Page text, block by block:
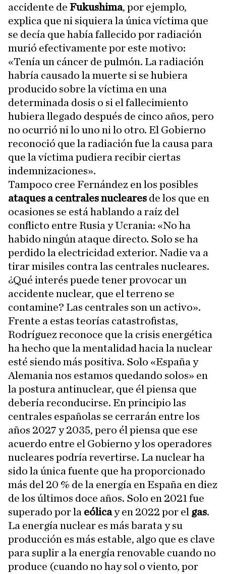
accidente de Fukushima, por ejemplo,
explica que ni siquiera la única víctima que
se decía que había fallecido por radiación
murió efectivamente por este motivo:
«Tenía un cáncer de pulmón. La radiación
habría causado la muerte si se hubiera
producido sobre la víctima en una
determinada dosis o si el fallecimiento
hubiera llegado después de cinco años, pero
no ocurrió ni lo uno ni lo otro. El Gobierno
reconoció que la radiación fue la causa para
que la víctima pudiera recibir ciertas
indemnizaciones».
Tampoco cree Fernández en los posibles
ataques a centrales nucleares de los que en
ocasiones se está hablando a raíz del
conflicto entre Rusia y Ucrania: «No ha
habido ningún ataque directo. Solo se ha
perdido la electricidad exterior. Nadie va a
tirar misiles contra las centrales nucleares.
¿Qué interés puede tener provocar un
accidente nuclear, que el terreno se
contamine? Las centrales son un activo».
Frente a estas teorías catastrofistas,
Rodríguez reconoce que la crisis energética
ha hecho que la mentalidad hacia la nuclear
esté siendo más positiva. Solo «España y
Alemania nos estamos quedando solos» en
la postura antinuclear, que él piensa que
debería reconducirse. En principio las
centrales españolas se cerrarán entre los
años 2027 y 2035, pero él piensa que ese
acuerdo entre el Gobierno y los operadores
nucleares podría revertirse. La nuclear ha
sido la única fuente que ha proporcionado
más del 20 % de la energía en España en diez
de los últimos doce años. Solo en 2021 fue
superado por la eólicay en 2022 por el gas.
La energía nuclear es más barata y su
producción es más estable, algo que es clave
para suplir a la energía renovable cuando no
produce (cuando no hay sol o viento, por